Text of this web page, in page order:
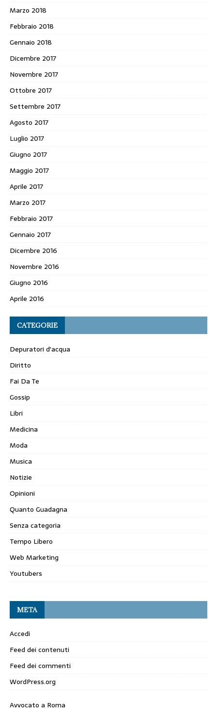
Marzo 2018
Febbraio 2018
Gennaio 2018
Dicembre 2017
Novembre 2017
Ottobre 2017
Settembre 2017
Agosto 2017
Luglio 2017
Giugno 2017
Maggio 2017
Aprile 2017
Marzo 2017
Febbraio 2017
Gennaio 2017
Dicembre 2016
Novembre 2016
Giugno 2016
Aprile 2016
CATEGORIE
Depuratori d'acqua
Diritto
Fai Da Te
Gossip
Libri
Medicina
Moda
Musica
Notizie
Opinioni
Quanto Guadagna
Senza categoria
Tempo Libero
Web Marketing
Youtubers
META
Accedi
Feed dei contenuti
Feed dei commenti
WordPress.org
Avvocato a Roma